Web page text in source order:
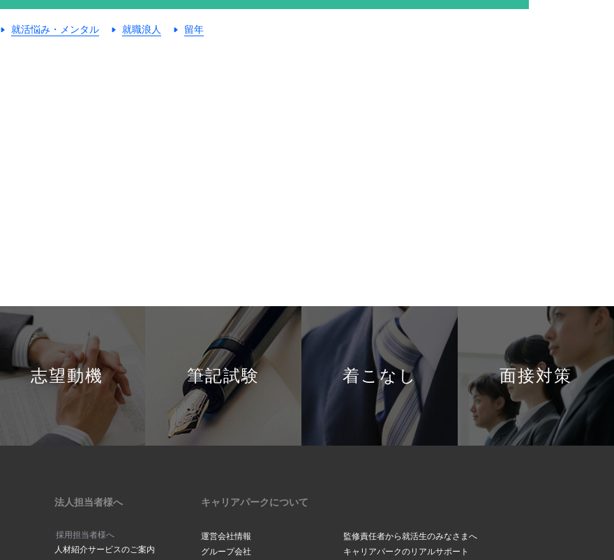
就活悩み・メンタル 就職浪人 留年
志望動機 筆記試験 着こなし 面接対策
法人担当者様へ
採用担当者様へ
人材紹介サービスのご案内
キャリアパークについて
運営会社情報
グループ会社
監修責任者から就活生のみなさまへ
キャリアパークのリアルサポート